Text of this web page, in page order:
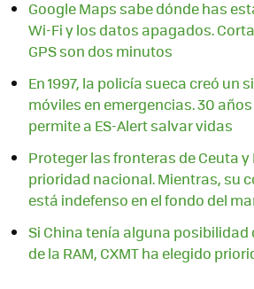
Google Maps sabe dónde has
Wi-Fi y los datos apagados.
GPS son dos minutos
En 1997, la policía sueca creó un
móviles en emergencias. 30
permite a ES-Alert salvar vidas
Proteger las fronteras de Ceuta y
prioridad nacional. Mientras, su
está indefenso en el fondo del
Si China tenía alguna posibilidad
de la RAM, CXMT ha elegido